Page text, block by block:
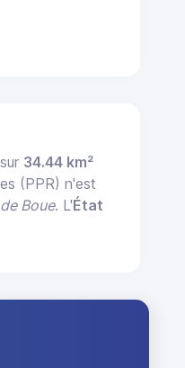
sur 34.44 km²
(PPR) n'est
Boue. L'État